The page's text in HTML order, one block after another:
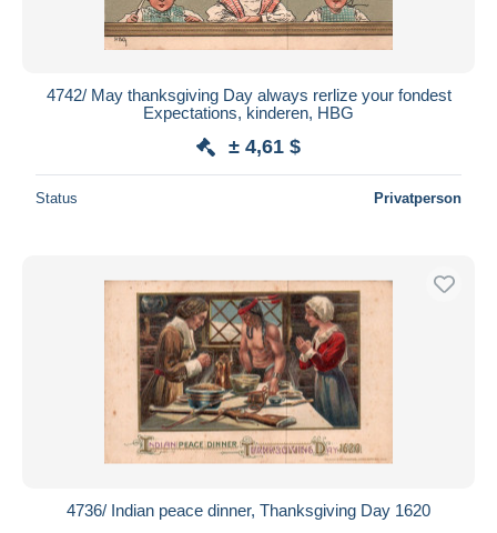
4742/ May thanksgiving Day always rerlize your fondest
Expectations, kinderen, HBG
± 4,61 $
Status Privatperson
4736/ Indian peace dinner, Thanksgiving Day 1620